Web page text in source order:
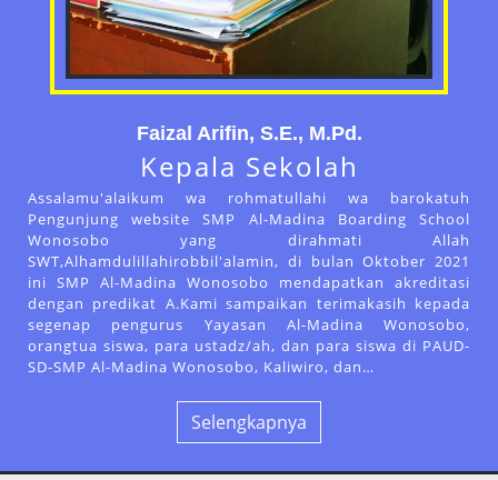
Faizal Arifin, S.E., M.Pd.
Kepala Sekolah
Assalamu'alaikum wa rohmatullahi wa barokatuh
Pengunjung website SMP Al-Madina Boarding School
Wonosobo yang dirahmati Allah
SWT,Alhamdulillahirobbil'alamin, di bulan Oktober 2021
ini SMP Al-Madina Wonosobo mendapatkan akreditasi
dengan predikat A.Kami sampaikan terimakasih kepada
segenap pengurus Yayasan Al-Madina Wonosobo,
orangtua siswa, para ustadz/ah, dan para siswa di PAUD-
SD-SMP Al-Madina Wonosobo, Kaliwiro, dan…
Selengkapnya